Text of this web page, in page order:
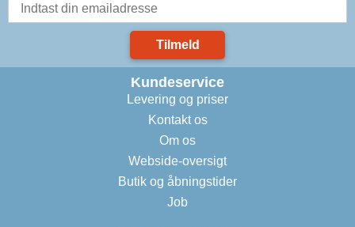
Tilmeld
Kundeservice
Levering og priser
Kontakt os
Om os
Webside-oversigt
Butik og åbningstider
Job